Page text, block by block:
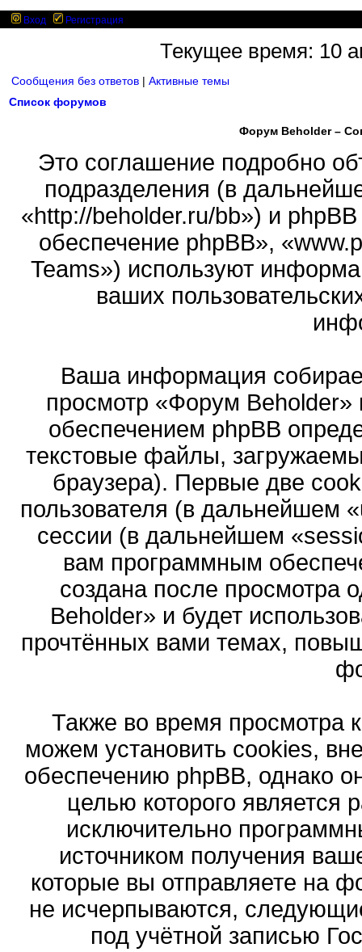
Вход Регистрация
Текущее время: 10
Сообщения без ответов | Активные темы
Список форумов
Форум Beholder –
Это соглашение подробно
подразделения (в
«http://beholder.ru/bb») и
обеспечение phpBB»,
Teams») используют
ваших
Ваша информация
просмотр «Форум
обеспечением phpBB
текстовые файлы,
браузера). Первые две
пользователя (в дальнейшем
сессии (в дальнейшем
вам программным
создана после просмотра
Beholder» и будет
прочтённых вами темах,
Также во время
можем установить cookies,
обеспечению phpBB, однако
целью которого является
исключительно
источником получения
которые вы отправляете на
не исчерпываются,
под учётной записью